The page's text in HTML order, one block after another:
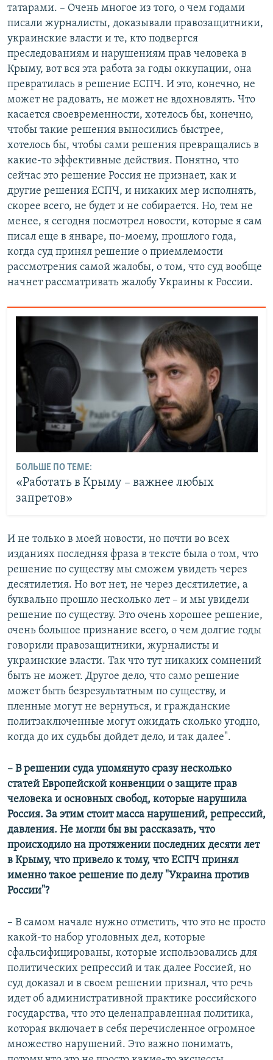
татарами. – Очень многое из того, о чем годами
писали журналисты, доказывали правозащитники,
украинские власти и те, кто подвергся
преследованиям и нарушениям прав человека в
Крыму, вот вся эта работа за годы оккупации, она
превратилась в решение ЕСПЧ. И это, конечно, не
может не радовать, не может не вдохновлять. Что
касается своевременности, хотелось бы, конечно,
чтобы такие решения выносились быстрее,
хотелось бы, чтобы сами решения превращались в
какие-то эффективные действия. Понятно, что
сейчас это решение Россия не признает, как и
другие решения ЕСПЧ, и никаких мер исполнять,
скорее всего, не будет и не собирается. Но, тем не
менее, я сегодня посмотрел новости, которые я сам
писал еще в январе, по-моему, прошлого года,
когда суд принял решение о приемлемости
рассмотрения самой жалобы, о том, что суд вообще
начнет рассматривать жалобу Украины к России.
БОЛЬШЕ ПО ТЕМЕ:
«Работать в Крыму – важнее любых
запретов»
И не только в моей новости, но почти во всех
изданиях последняя фраза в тексте была о том, что
решение по существу мы сможем увидеть через
десятилетия. Но вот нет, не через десятилетие, а
буквально прошло несколько лет – и мы увидели
решение по существу. Это очень хорошее решение,
очень большое признание всего, о чем долгие годы
говорили правозащитники, журналисты и
украинские власти. Так что тут никаких сомнений
быть не может. Другое дело, что само решение
может быть безрезультатным по существу, и
пленные могут не вернуться, и гражданские
политзаключенные могут ожидать сколько угодно,
когда до их судьбы дойдет дело, и так далее".
– В решении суда упомянуто сразу несколько
статей Европейской конвенции о защите прав
человека и основных свобод, которые нарушила
Россия. За этим стоит масса нарушений, репрессий,
давления. Не могли бы вы рассказать, что
происходило на протяжении последних десяти лет
в Крыму, что привело к тому, что ЕСПЧ принял
именно такое решение по делу "Украина против
России"?
– В самом начале нужно отметить, что это не просто
какой-то набор уголовных дел, которые
сфальсифицированы, которые использовались для
политических репрессий и так далее Россией, но
суд доказал и в своем решении признал, что речь
идет об административной практике российского
государства, что это целенаправленная политика,
которая включает в себя перечисленное огромное
множество нарушений. Это важно понимать,